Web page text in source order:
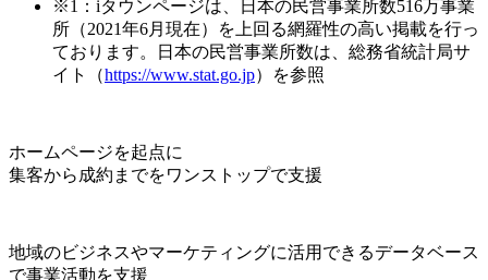
※1：iタウンページは、日本の民営事業所数516万事業
所（2021年6月現在）を上回る網羅性の高い掲載を行っ
ております。日本の民営事業所数は、総務省統計局サ
イト（https://www.stat.go.jp）を参照
ホームページを起点に
集客から成約までをワンストップで支援
地域のビジネスやマーケティングに活用できるデータベース
で事業活動を支援